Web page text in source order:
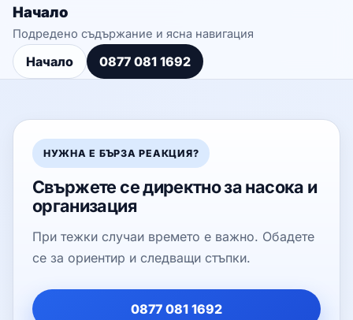
Начало
Подредено съдържание и ясна навигация
Начало 0877 081 1692
НУЖНА Е БЪРЗА РЕАКЦИЯ?
Свържете се директно за насока и
организация
При тежки случаи времето е важно. Обадете
се за ориентир и следващи стъпки.
0877 081 1692